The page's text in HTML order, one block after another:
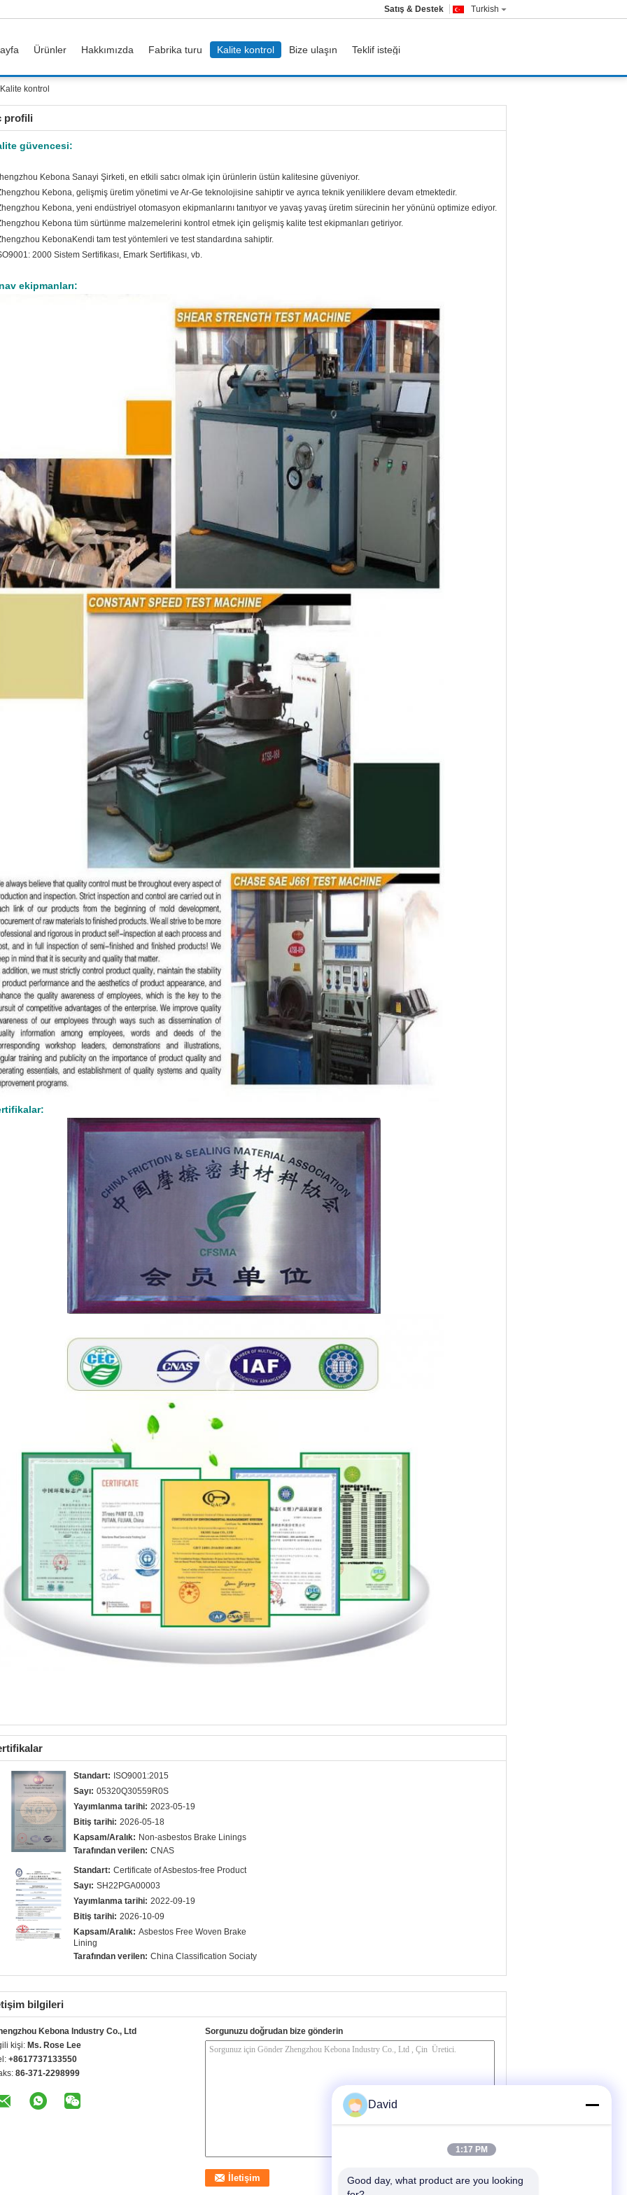
Turkish
Satış & Destek
Ürünler Hakkımızda Fabrika turu Kalite kontrol Bize ulaşın Teklif isteği
kontrol
profili
güvencesi:
Kebona Sanayi Şirketi, en etkili satıcı olmak için ürünlerin üstün kalitesine güveniyor.
Kebona, gelişmiş üretim yönetimi ve Ar-Ge teknolojisine sahiptir ve ayrıca teknik yeniliklere devam etmektedir.
Kebona, yeni endüstriyel otomasyon ekipmanlarını tanıtıyor ve yavaş yavaş üretim sürecinin her yönünü optimize ediyor.
Kebona tüm sürtünme malzemelerini kontrol etmek için gelişmiş kalite test ekipmanları getiriyor.
KebonaKendi tam test yöntemleri ve test standardına sahiptir.
2000 Sistem Sertifikası, Emark Sertifikası, vb.
ekipmanları:
Standart: ISO9001:2015
Sayı: 05320Q30559R0S
Yayımlanma tarihi: 2023-05-19
Bitiş tarihi: 2026-05-18
Kapsam/Aralık: Non-asbestos Brake Linings
Tarafından verilen: CNAS
Standart: Certificate of Asbestos-free Product
Sayı: SH22PGA00003
Yayımlanma tarihi: 2022-09-19
Bitiş tarihi: 2026-10-09
Kapsam/Aralık: Asbestos Free Woven Brake
Lining
Tarafından verilen: China Classification Sociaty
bilgileri
Kebona Industry Co., Ltd
kişi: Ms. Rose Lee
+8617737133550
86-371-2298999
Sorgunuzu doğrudan bize gönderin
David
1:17 PM
Good day, what product are you looking